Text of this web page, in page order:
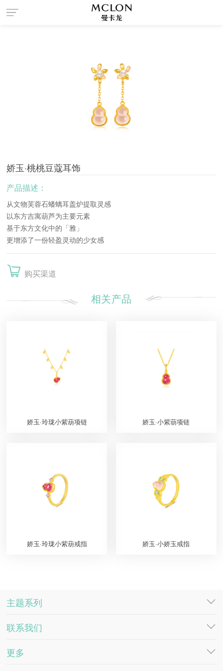
娇玉·桃桃豆蔻耳饰
产品描述：
从文物芙蓉石蟠螭耳盖炉提取灵感
以东方吉寓葫芦为主要元素
基于东方文化中的「雅」
更增添了一份轻盈灵动的少女感
购买渠道
相关产品
娇玉·玲珑小紫葫项链 娇玉·小紫葫项链
娇玉·玲珑小紫葫戒指 娇玉·小娇玉戒指
主题系列
DESTINY
萤火·物语系列
联系我们
工作机会
更多